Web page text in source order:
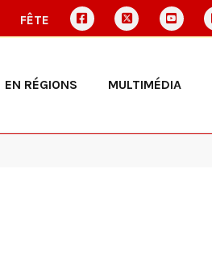
FÊTE
EN RÉGIONS MULTIMÉDIA